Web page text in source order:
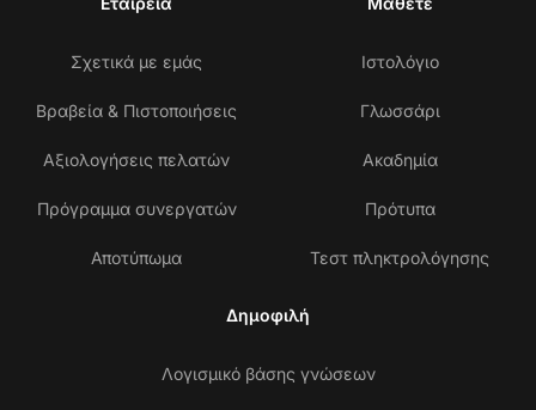
Σχετικά με εμάς
Βραβεία & Πιστοποιήσεις
Αξιολογήσεις πελατών
Πρόγραμμα συνεργατών
Αποτύπωμα
Ιστολόγιο
Γλωσσάρι
Ακαδημία
Πρότυπα
Τεστ πληκτρολόγησης
Δημοφιλή
Λογισμικό βάσης γνώσεων